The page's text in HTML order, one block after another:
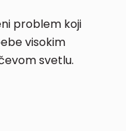
problem koji
visokim
svetlu.